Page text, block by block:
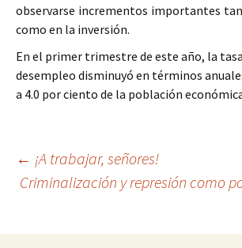
observarse incrementos importantes
como en la inversión.
En el primer trimestre de este año, la
desempleo disminuyó en términos
a 4.0 por ciento de la población
← ¡A trabajar, señores!
Criminalización y represión como